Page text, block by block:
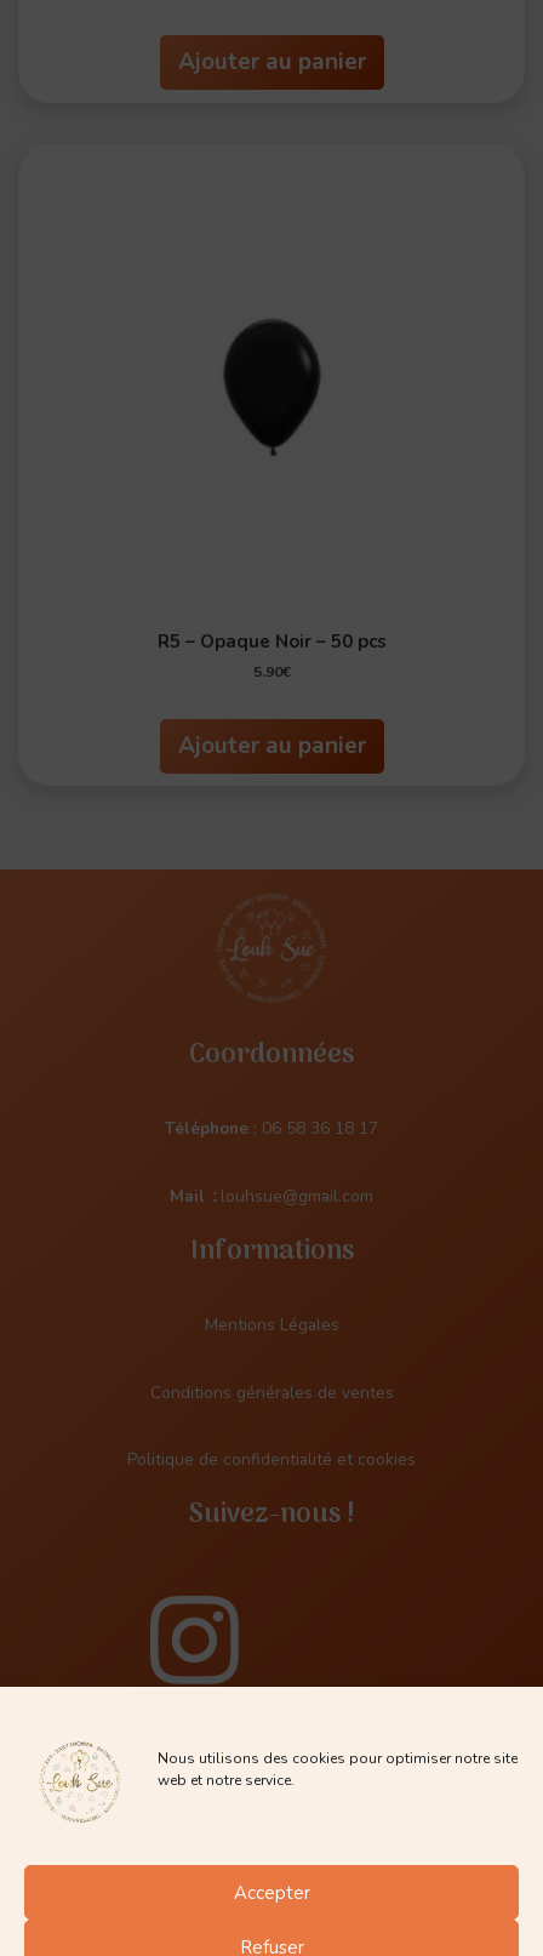
Nous utilisons des cookies pour optimiser notre site
web et notre service.
Accepter
Refuser
Ajouter au panier
R5 – Opaque Noir – 50 pcs
5.90€
Ajouter au panier
Coordonnées
Téléphone : 06 58 36 18 17
Mail : louhsue@gmail.com
Informations
Mentions Légales
Conditions générales de ventes
Politique de confidentialité et cookies
Suivez-nous !